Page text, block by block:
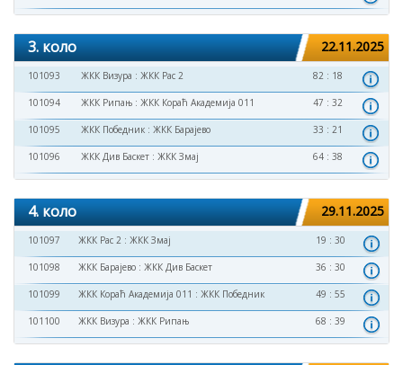
3. коло 22.11.2025
101093 ЖКК Визура : ЖКК Рас 2 82 : 18
101094 ЖКК Рипањ : ЖКК Кораћ Академија 011 47 : 32
101095 ЖКК Победник : ЖКК Барајево 33 : 21
101096 ЖКК Див Баскет : ЖКК Змај 64 : 38
4. коло 29.11.2025
101097 ЖКК Рас 2 : ЖКК Змај 19 : 30
101098 ЖКК Барајево : ЖКК Див Баскет 36 : 30
101099 ЖКК Кораћ Академија 011 : ЖКК Победник 49 : 55
101100 ЖКК Визура : ЖКК Рипањ 68 : 39